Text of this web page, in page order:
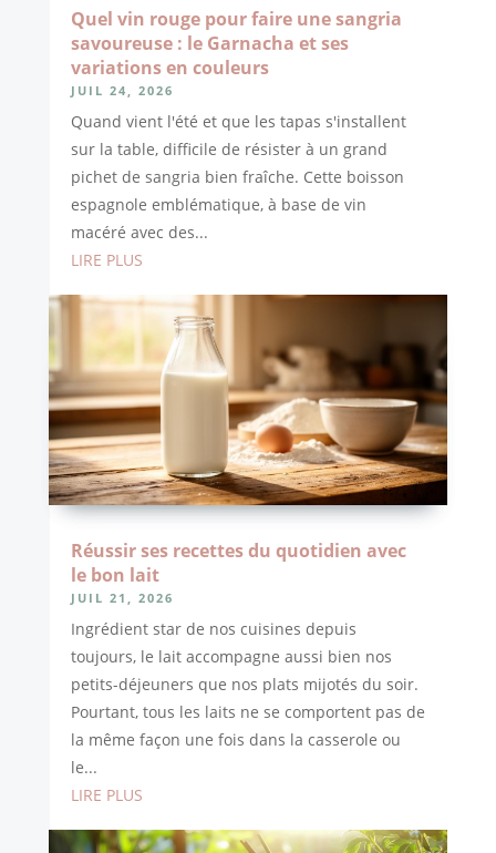
Quel vin rouge pour faire une sangria
savoureuse : le Garnacha et ses
variations en couleurs
JUIL 24, 2026
Quand vient l'été et que les tapas s'installent
sur la table, difficile de résister à un grand
pichet de sangria bien fraîche. Cette boisson
espagnole emblématique, à base de vin
macéré avec des...
LIRE PLUS
Réussir ses recettes du quotidien avec
le bon lait
JUIL 21, 2026
Ingrédient star de nos cuisines depuis
toujours, le lait accompagne aussi bien nos
petits-déjeuners que nos plats mijotés du soir.
Pourtant, tous les laits ne se comportent pas de
la même façon une fois dans la casserole ou
le...
LIRE PLUS